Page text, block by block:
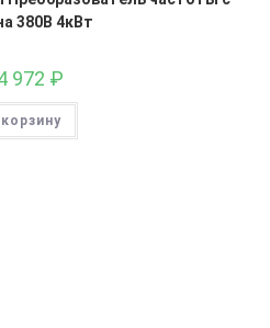
380В 4кВт
972 ₽